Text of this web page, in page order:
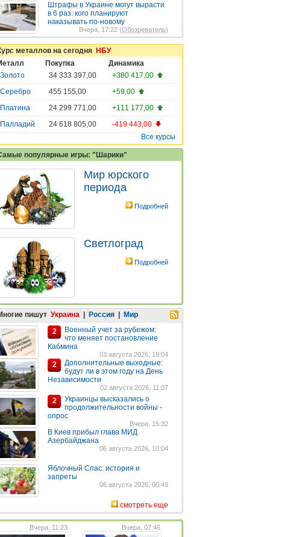
Штрафы в Украине могут вырасти
в 6 раз: кого планируют
наказывать по-новому
Вчера, 17:22 (Обозреватель)
металлов на сегодня НБУ
Покупка
Динамика
Золото
34 333 397,00
+380 417,00
Серебро
455 155,00
+59,00
Платина
24 299 771,00
+111 177,00
Палладий
24 618 805,00
-419 443,00
Все курсы
популярные игры: "Шарики"
Мир юрского
периода
Подробней
Светлоград
Подробней
пишут Украина Россия
Мир
2
Военный учет за рубежом:
что меняет постановление
Кабмина
03 августа 2026, 19:04
2
Дополнительные выходные:
будут ли в этом году на День
Независимости
02 августа 2026, 11:07
2
Украинцы высказались о
продолжительности войны -
опрос
Вчера, 15:32
В Киев прибыл глава МИД
Азербайджана
06 августа 2026, 10:04
Яблочный Спас: история и
запреты
06 августа 2026, 00:49
смотреть еще
Вчера, 11:23 Вчера, 07:46